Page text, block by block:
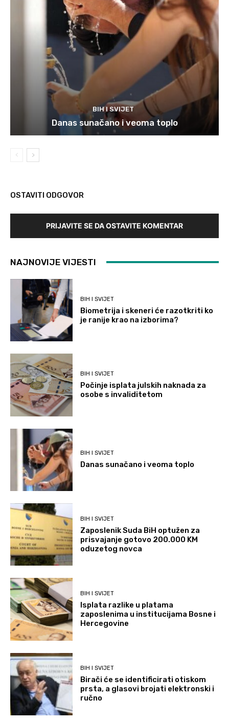
BIH I SVIJET
Danas sunačano i veoma toplo
OSTAVITI ODGOVOR
PRIJAVITE SE DA OSTAVITE KOMENTAR
NAJNOVIJE VIJESTI
BIH I SVIJET
Biometrija i skeneri će razotkriti ko
je ranije krao na izborima?
BIH I SVIJET
Počinje isplata julskih naknada za
osobe s invaliditetom
BIH I SVIJET
Danas sunačano i veoma toplo
BIH I SVIJET
Zaposlenik Suda BiH optužen za
prisvajanje gotovo 200.000 KM
oduzetog novca
BIH I SVIJET
Isplata razlike u platama
zaposlenima u institucijama Bosne i
Hercegovine
BIH I SVIJET
Birači će se identificirati otiskom
prsta, a glasovi brojati elektronski i
ručno